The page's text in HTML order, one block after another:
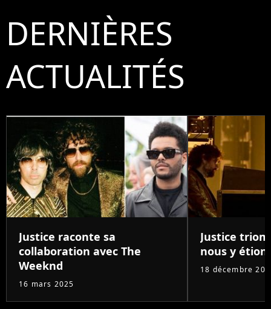
DERNIÈRES
ACTUALITÉS
Justice raconte sa
collaboration avec The
Weeknd
16 mars 2025
Justice
nous y
18 décembre